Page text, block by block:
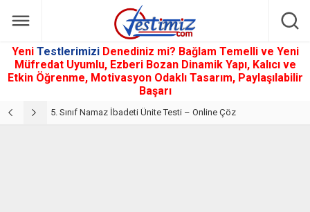
Yeni Testlerimizi Denediniz mi? Bağlam Temelli ve Yeni
Müfredat Uyumlu, Ezberi Bozan Dinamik Yapı, Kalıcı ve
Etkin Öğrenme, Motivasyon Odaklı Tasarım, Paylaşılabilir
Başarı
5. Sınıf Namaz İbadeti Ünite Testi – Online Çöz